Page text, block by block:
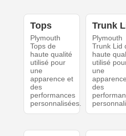
Tops
Plymouth
Tops de
haute qualité
utilisé pour
une
apparence et
des
performances
personnalisées.
Trunk
Plymouth
Trunk Lid
haute
utilisé
une
des